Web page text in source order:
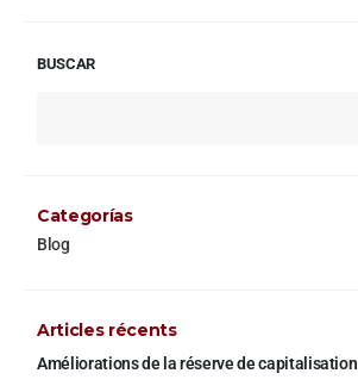
BUSCAR
Categorías
Blog
Articles récents
Améliorations de la réserve de capitalisation